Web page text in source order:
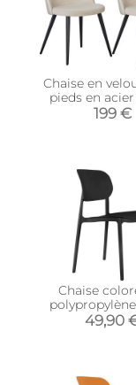
Chaise en
pieds en
(Lot de 2)
199 €
Chaise
(Noir)
49,90